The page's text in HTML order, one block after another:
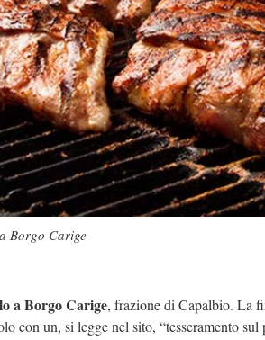
Borgo Carige
a Borgo Carige, frazione di Capalbio. La
con un, si legge nel sito, “tesseramento sul